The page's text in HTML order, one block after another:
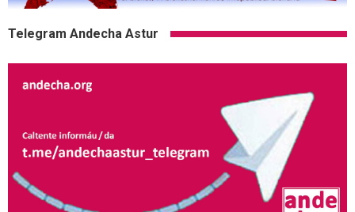
Telegram Andecha Astur